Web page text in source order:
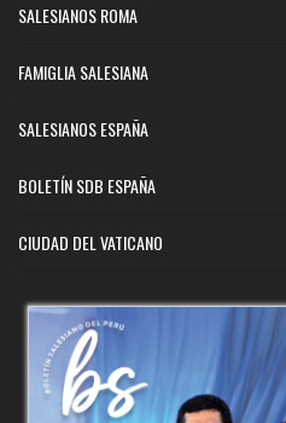
SALESIANOS ROMA
FAMIGLIA SALESIANA
SALESIANOS ESPAÑA
BOLETÍN SDB ESPAÑA
CIUDAD DEL VATICANO